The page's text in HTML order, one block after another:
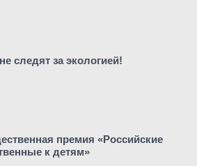
следят за экологией!
премия «Российские
к детям»